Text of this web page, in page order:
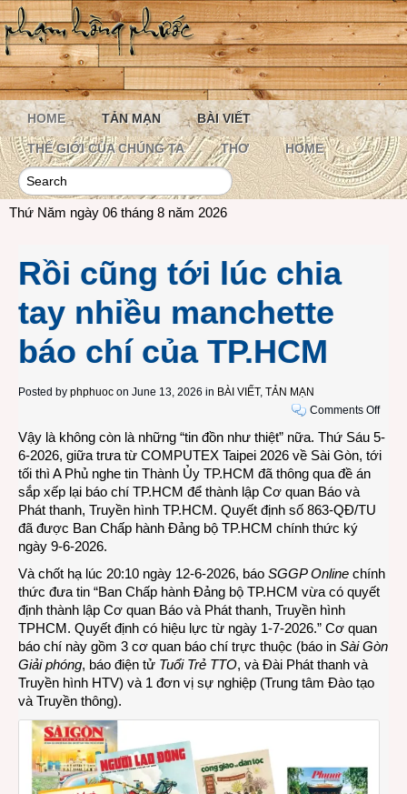
HOME TẢN MẠN BÀI VIẾT
THẾ GIỚI CỦA CHÚNG TA THƠ HOME
Thứ Năm ngày 06 tháng 8 năm 2026
Rồi cũng tới lúc chia
tay nhiều manchette
báo chí của TP.HCM
Posted by phphuoc on June 13, 2026 in BÀI VIẾT, TẢN MẠN
Comments Offon
cũng
tới
báo
chí
Vậy là không còn là những “tin đồn như thiệt” nữa. Thứ Sáu 5-
6-2026, giữa trưa từ COMPUTEX Taipei 2026 về Sài Gòn, tới
tối thì A Phủ nghe tin Thành Ủy TP.HCM đã thông qua đề án
sắp xếp lại báo chí TP.HCM để thành lập Cơ quan Báo và
Phát thanh, Truyền hình TP.HCM. Quyết định số 863-QĐ/TU
đã được Ban Chấp hành Đảng bộ TP.HCM chính thức ký
ngày 9-6-2026.
Và chốt hạ lúc 20:10 ngày 12-6-2026, báo SGGP Online chính
thức đưa tin “Ban Chấp hành Đảng bộ TP.HCM vừa có quyết
định thành lập Cơ quan Báo và Phát thanh, Truyền hình
TPHCM. Quyết định có hiệu lực từ ngày 1-7-2026.” Cơ quan
báo chí này gồm 3 cơ quan báo chí trực thuộc (báo in Sài Gòn
Giải phóng, báo điện tử Tuổi Trẻ TTO, và Đài Phát thanh và
Truyền hình HTV) và 1 đơn vị sự nghiệp (Trung tâm Đào tạo
và Truyền thông).